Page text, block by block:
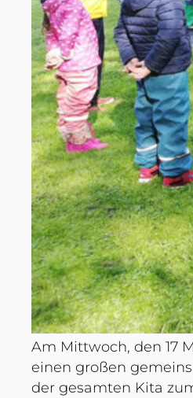
Am Mittwoch, den 17
einen großen
der gesamten Kita